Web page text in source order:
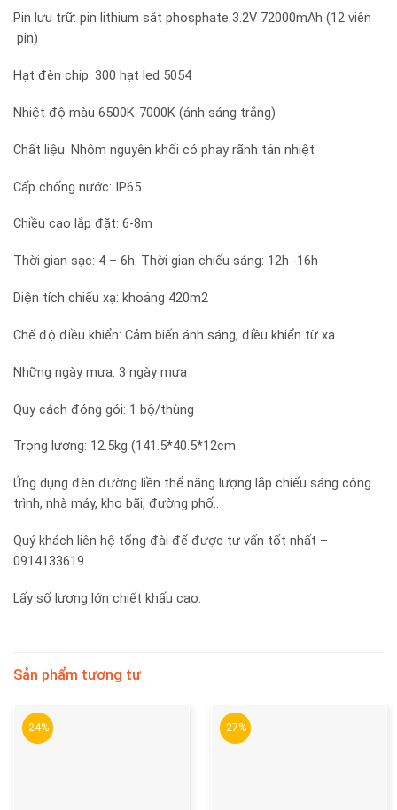
Pin lưu trữ: pin lithium sắt phosphate 3.2V 72000mAh (12 viên
pin)
Hạt đèn chip: 300 hạt led 5054
Nhiệt độ màu 6500K-7000K (ánh sáng trắng)
Chất liệu: Nhôm nguyên khối có phay rãnh tản nhiệt
Cấp chống nước: IP65
Chiều cao lắp đặt: 6-8m
Thời gian sạc: 4 – 6h. Thời gian chiếu sáng: 12h -16h
Diện tích chiếu xạ: khoảng 420m2
Chế độ điều khiển: Cảm biến ánh sáng, điều khiển từ xa
Những ngày mưa: 3 ngày mưa
Quy cách đóng gói: 1 bộ/thùng
Trọng lượng: 12.5kg (141.5*40.5*12cm
Ứng dụng đèn đường liền thể năng lượng lắp chiếu sáng công
trình, nhà máy, kho bãi, đường phố..
Quý khách liên hệ tổng đài để được tư vấn tốt nhất –
0914133619
Lấy số lượng lớn chiết khấu cao.
Sản phẩm tương tự
-24% -27%